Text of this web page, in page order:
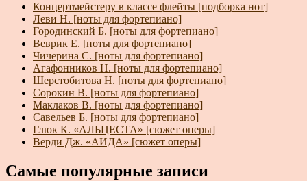
Концертмейстеру в классе флейты [подборка нот]
Леви Н. [ноты для фортепиано]
Городинский Б. [ноты для фортепиано]
Веврик Е. [ноты для фортепиано]
Чичерина С. [ноты для фортепиано]
Агафонников Н. [ноты для фортепиано]
Шерстобитова Н. [ноты для фортепиано]
Сорокин В. [ноты для фортепиано]
Маклаков В. [ноты для фортепиано]
Савельев Б. [ноты для фортепиано]
Глюк К. «АЛЬЦЕСТА» [сюжет оперы]
Верди Дж. «АИДА» [сюжет оперы]
Самые популярные записи